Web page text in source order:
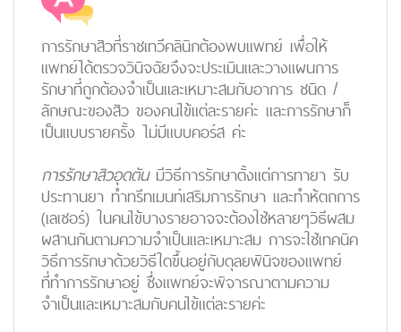
การรักษาสิวที่ราชเทวีคลินิกต้องพบแพทย์ เพื่อให้
แพทย์ได้ตรวจวินิจฉัยจึงจะประเมินและวางแผนการ
รักษาที่ถูกต้องจำเป็นและเหมาะสมกับอาการ ชนิด /
ลักษณะของสิว ของคนไข้แต่ละรายค่ะ และการรักษาก็
เป็นแบบรายครั้ง ไม่มีแบบคอร์ส ค่ะ
การรักษาสิวอุดตันมีวิธีการรักษาตั้งแต่การทายา รับ
ประทานยา ทำทรีทเมนท์เสริมการรักษา และทำห้ตถการ
(เลเซอร์) ในคนไข้บางรายอาจจะต้องใช้หลายๆวิธีผสม
ผสานกันตามความจำเป็นและเหมาะสม การจะใช้เทคนิค
วิธีการรักษาด้วยวิธีใดขึ้นอยู่กับดุลยพินิจของแพทย์
ที่ทำการรักษาอยู่ ซึ่งแพทย์จะพิจารณาตามความ
จำเป็นและเหมาะสมกับคนไข้แต่ละรายค่ะ